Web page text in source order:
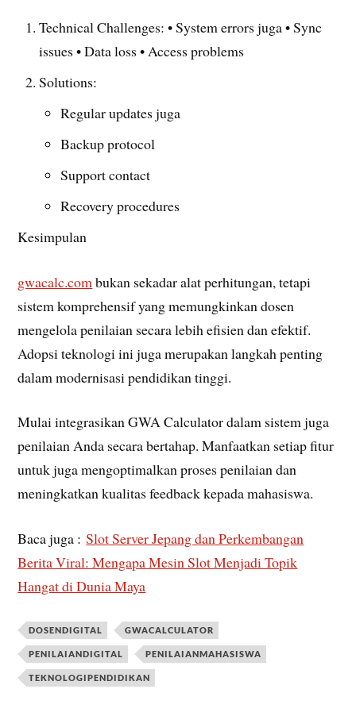
Technical Challenges: • System errors juga • Sync
issues • Data loss • Access problems
Solutions:
Regular updates juga
Backup protocol
Support contact
Recovery procedures
Kesimpulan
gwacalc.com bukan sekadar alat perhitungan, tetapi
sistem komprehensif yang memungkinkan dosen
mengelola penilaian secara lebih efisien dan efektif.
Adopsi teknologi ini juga merupakan langkah penting
dalam modernisasi pendidikan tinggi.
Mulai integrasikan GWA Calculator dalam sistem juga
penilaian Anda secara bertahap. Manfaatkan setiap fitur
untuk juga mengoptimalkan proses penilaian dan
meningkatkan kualitas feedback kepada mahasiswa.
Baca juga :Slot Server Jepang dan Perkembangan
Berita Viral: Mengapa Mesin Slot Menjadi Topik
Hangat di Dunia Maya
DOSENDIGITAL GWACALCULATOR
PENILAIANDIGITAL PENILAIANMAHASISWA
TEKNOLOGIPENDIDIKAN